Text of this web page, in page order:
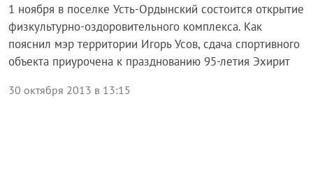
1 ноября в поселке Усть-Ордынский состоится открытие
физкультурно-оздоровительного комплекса. Как
пояснил мэр территории Игорь Усов, сдача спортивного
объекта приурочена к празднованию 95-летия Эхирит
30 октября 2013 в 13:15